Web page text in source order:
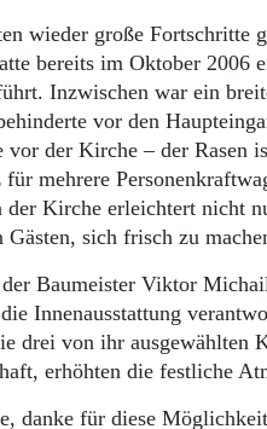
wieder große Fortschritte
bereits im Oktober 2006
Inzwischen war ein
vor den
vor der Kirche – der Rasen
mehrere
der Kirche erleichtert nicht
sich frisch zu
Baumeister Viktor
Innenausstattung
drei von ihr ausgewählten
erhöhten die festliche
danke für diese